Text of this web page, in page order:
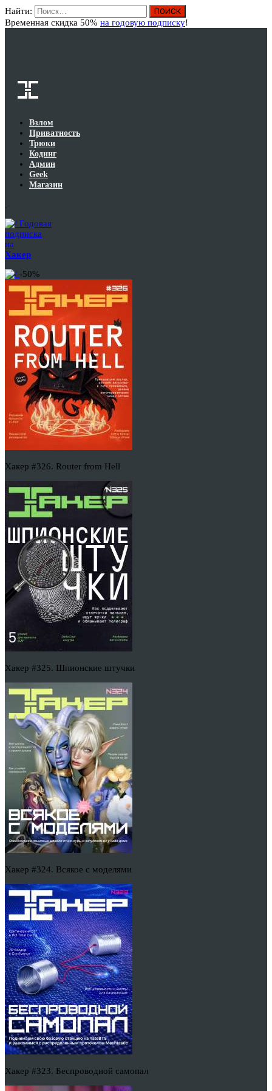
Найти:
Временная скидка 50% на годовую подписку!
Взлом
Приватность
Трюки
Кодинг
Админ
Geek
Магазин
Годовая
подписка
на
Хакер
-50%
Хакер #326. Router from Hell
Хакер #325. Шпионские штучки
Хакер #324. Всякое с моделями
Хакер #323. Беспроводной самопал